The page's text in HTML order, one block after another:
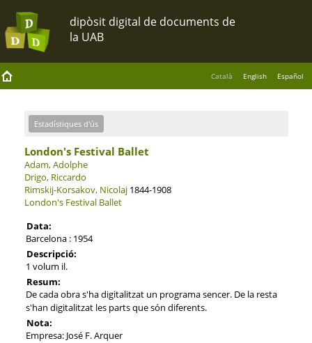
Català English Español
Estadístiques d'ús
London's Festival Ballet
Adam, Adolphe
Drigo, Riccardo
Rimskij-Korsakov, Nicolaj1844-1908
London's Festival Ballet
Data:
Barcelona : 1954
Descripció:
1 volum il.
Resum:
De cada obra s'ha digitalitzat un programa sencer. De la resta
s'han digitalitzat les parts que són diferents.
Nota:
Empresa: José F. Arquer